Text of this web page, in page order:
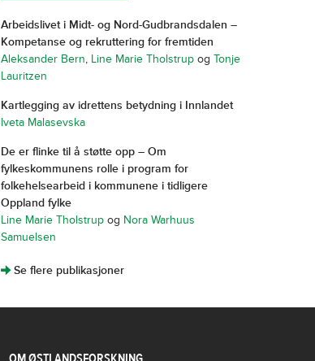
Arbeidslivet i Midt- og Nord-Gudbrandsdalen –
Kompetanse og rekruttering for fremtiden
Aleksander Bern, Line Marie Tholstrupog Tonje
Lauritzen
Kartlegging av idrettens betydning i Innlandet
Iveta Malasevska
De er flinke til å støtte opp – Om
fylkeskommunens rolle i program for
folkehelsearbeid i kommunene i tidligere
Oppland fylke
Line Marie Tholstrupog Nora Warhuus
Samuelsen
]Se flere publikasjoner